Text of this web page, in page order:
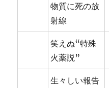
物質に死の放
射線
笑えぬ“特殊
火薬説”
生々しい報告